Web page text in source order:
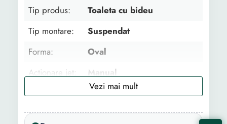
Tip produs:
Toaleta cu bideu
Tip montare:
Suspendat
Forma:
Oval
Actionare jet:
Manual
Material:
Ceramica
Caracteristici
Inchidere lenta